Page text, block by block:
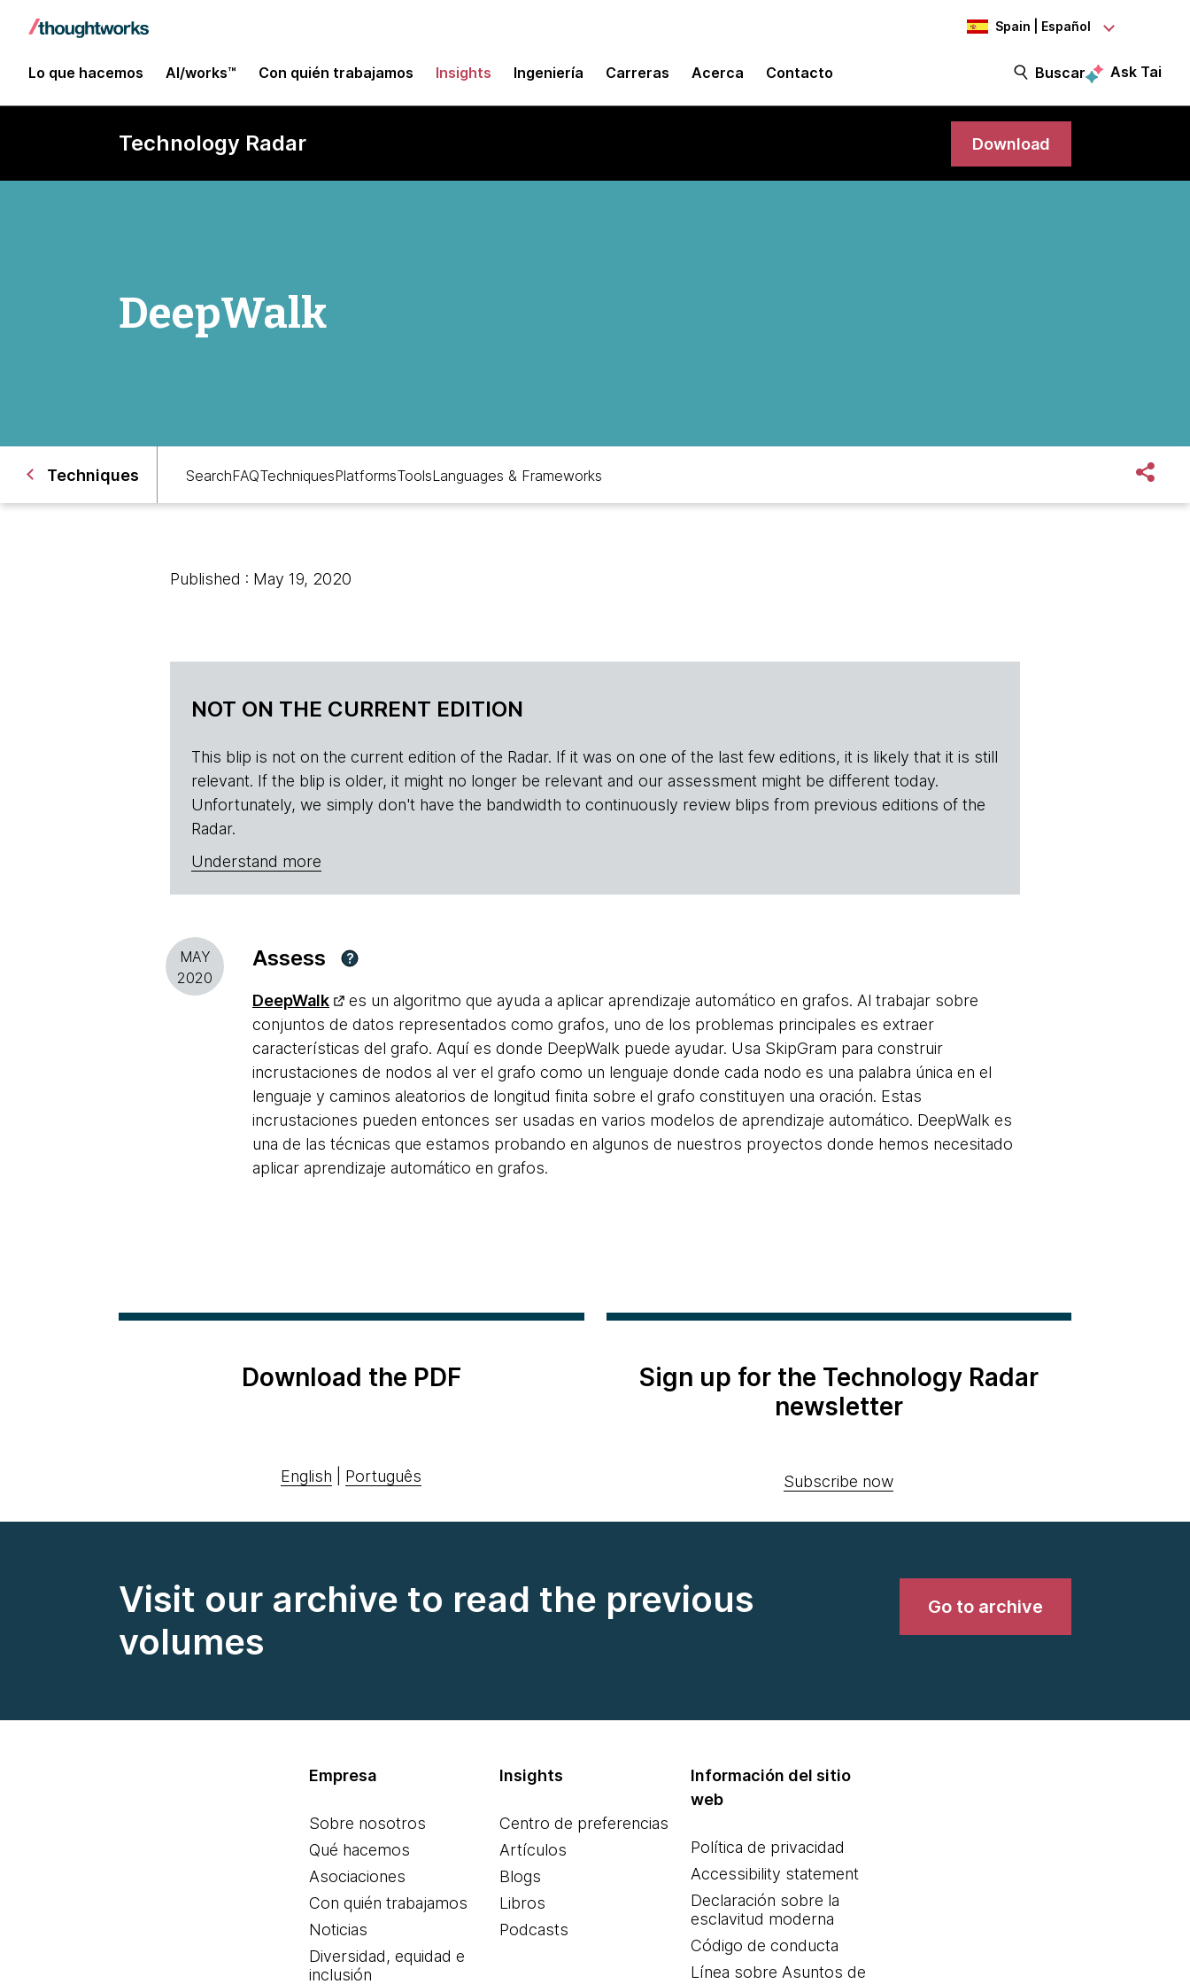
Spain | Español
Lo que hacemos AI/works™ Con quién trabajamos Insights Ingeniería Carreras Acerca Contacto Buscar Ask Tai
Technology Radar Download
DeepWalk
Techniques SearchFAQTechniquesPlatformsToolsLanguages & Frameworks
Published : May 19, 2020
NOT ON THE CURRENT EDITION
This blip is not on the current edition of the Radar. If it was on one of the last few editions, it is likely that it is still
relevant. If the blip is older, it might no longer be relevant and our assessment might be different today.
Unfortunately, we simply don't have the bandwidth to continuously review blips from previous editions of the
Radar.
Understand more
MAY
2020
Assess ?
DeepWalk
es un algoritmo que ayuda a aplicar aprendizaje automático en grafos. Al trabajar sobre
conjuntos de datos representados como grafos, uno de los problemas principales es extraer
características del grafo. Aquí es donde DeepWalk puede ayudar. Usa SkipGram para construir
incrustaciones de nodos al ver el grafo como un lenguaje donde cada nodo es una palabra única en el
lenguaje y caminos aleatorios de longitud finita sobre el grafo constituyen una oración. Estas
incrustaciones pueden entonces ser usadas en varios modelos de aprendizaje automático. DeepWalk es
una de las técnicas que estamos probando en algunos de nuestros proyectos donde hemos necesitado
aplicar aprendizaje automático en grafos.
Download the PDF
English Português
Sign up for the Technology Radar
newsletter
Subscribe now
Visit our archive to read the previous
volumes
Go to archive
Empresa
Sobre nosotros
Qué hacemos
Asociaciones
Con quién trabajamos
Noticias
Diversidad, equidad e
inclusión
Insights
Centro de preferencias
Artículos
Blogs
Libros
Podcasts
Información del sitio
web
Política de privacidad
Accessibility statement
Declaración sobre la
esclavitud moderna
Código de conducta
Línea sobre Asuntos de